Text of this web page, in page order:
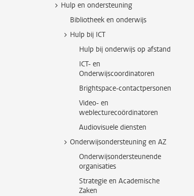
Hulp en ondersteuning
Bibliotheek en onderwijs
Hulp bij ICT
Hulp bij onderwijs op afstand
ICT- en
Onderwijscoordinatoren
Brightspace-contactpersonen
Video- en
weblecturecoördinatoren
Audiovisuele diensten
Onderwijsondersteuning en AZ
Onderwijsondersteunende
organisaties
Strategie en Academische
Zaken